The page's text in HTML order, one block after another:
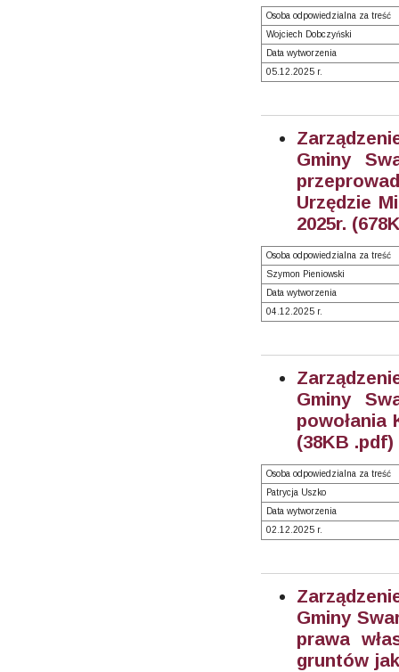
Osoba odpowiedzialna za treść
Wojciech Dobczyński
Data wytworzenia
05.12.2025 r.
Gminy
Urzędzie
2025r.
Osoba odpowiedzialna za treść
Szymon Pieniowski
Data wytworzenia
04.12.2025 r.
Gminy
powołania
(38KB .pdf)
Osoba odpowiedzialna za treść
Patrycja Uszko
Data wytworzenia
02.12.2025 r.
Gminy
prawa
gruntów